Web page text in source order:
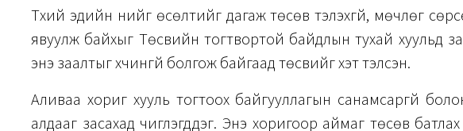
Түүхий эдийн үнийг өсөлтийг дагаж төсөв тэлэхгүй, мөчлөг
явуулж байхыг Төсвийн тогтвортой байдлын тухай хуульд
энэ заалтыг хүчингүй болгож байгаад төсвийг хэт тэлсэн.
Аливаа хориг хууль тогтоох байгууллагын санамсаргүй
алдааг засахад чиглэгддэг. Энэ хоригоор аймаг төсөв